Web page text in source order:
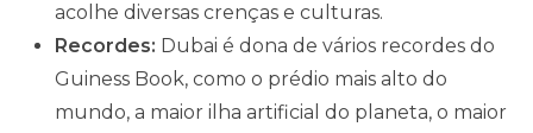
acolhe diversas crenças e culturas.
Recordes: Dubai é dona de vários recordes do
Guiness Book, como o prédio mais alto do
mundo, a maior ilha artificial do planeta, o maior